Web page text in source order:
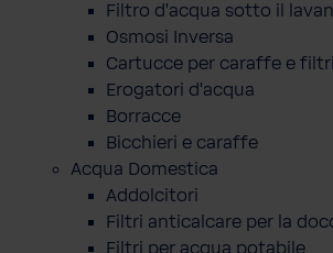
Filtro d'acqua sotto il
Osmosi Inversa
Cartucce per caraffe e filtri
Erogatori d'acqua
Borracce
Bicchieri e caraffe
Acqua Domestica
Addolcitori
Filtri anticalcare per la
Filtri per acqua potabile